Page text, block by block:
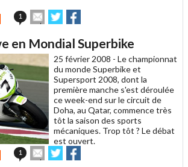
1
Envoyer
cet
à
un
ami
Partager
sur sur
en Mondial Superbike
25 février 2008 - Le championnat
du monde Superbike et
Supersport 2008, dont la
première manche s'est déroulée
ce week-end sur le circuit de
Doha, au Qatar, commence très
tôt la saison des sports
mécaniques. Trop tôt ? Le débat
est ouvert.
1
Envoyer
cet
Partager
sur sur